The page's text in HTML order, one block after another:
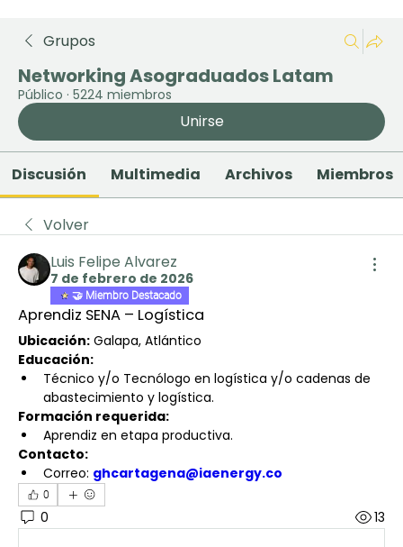
Grupos
Networking Asograduados Latam
Público · 5224 miembros
Unirse
Discusión Multimedia Archivos Miembros
Volver
Luis Felipe Alvarez
7 de febrero de 2026
🤝 Miembro Destacado
Aprendiz SENA – Logística
Ubicación: Galapa, Atlántico
Educación:
Técnico y/o Tecnólogo en logística y/o cadenas de
abastecimiento y logística.
Formación requerida:
Aprendiz en etapa productiva.
Contacto:
Correo: ghcartagena@iaenergy.co
0
0 13